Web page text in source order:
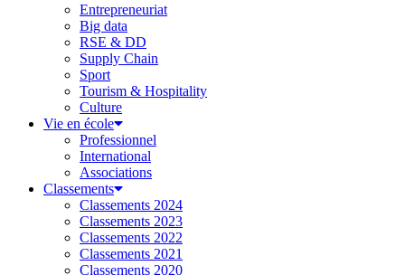
Entrepreneuriat
Big data
RSE & DD
Supply Chain
Sport
Tourism & Hospitality
Culture
Vie en école
Professionnel
International
Associations
Classements
Classements 2024
Classements 2023
Classements 2022
Classements 2021
Classements 2020